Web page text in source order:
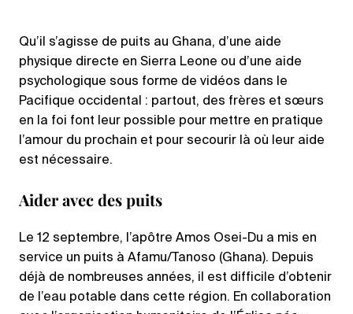
Qu’il s’agisse de puits au Ghana, d’une aide
physique directe en Sierra Leone ou d’une aide
psychologique sous forme de vidéos dans le
Pacifique occidental : partout, des frères et sœurs
en la foi font leur possible pour mettre en pratique
l’amour du prochain et pour secourir là où leur aide
est nécessaire.
Aider avec des puits
Le 12 septembre, l’apôtre Amos Osei-Du a mis en
service un puits à Afamu/Tanoso (Ghana). Depuis
déjà de nombreuses années, il est difficile d’obtenir
de l’eau potable dans cette région. En collaboration